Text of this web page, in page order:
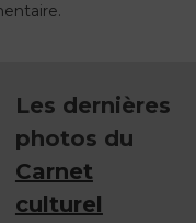
Les dernières
photos du
Carnet
culturel